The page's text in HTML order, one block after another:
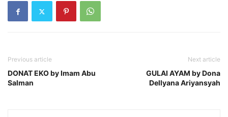
Previous article
DONAT EKO by Imam Abu
Salman
Next article
GULAI AYAM by Dona
Dellyana Ariyansyah